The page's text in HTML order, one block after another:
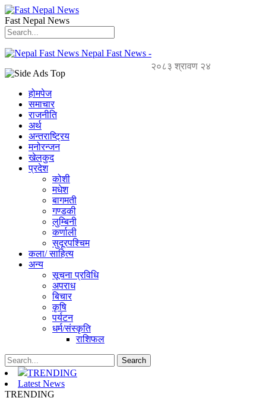
Fast Nepal News
Nepal Fast News -
२०८३ श्रावण २४
होमपेज
समाचार
राजनीति
अर्थ
अन्तराष्ट्रिय
मनोरन्जन
खेलकुद
प्रदेश
कोशी
मधेश
बागमती
गण्डकी
लुम्बिनी
कर्णाली
सुदूरपश्चिम
कला/ साहित्य
अन्य
सूचना प्रविधि
अपराध
बिचार
कृषि
पर्यटन
धर्म/संस्कृति
राशिफल
TRENDING
Latest News
TRENDING